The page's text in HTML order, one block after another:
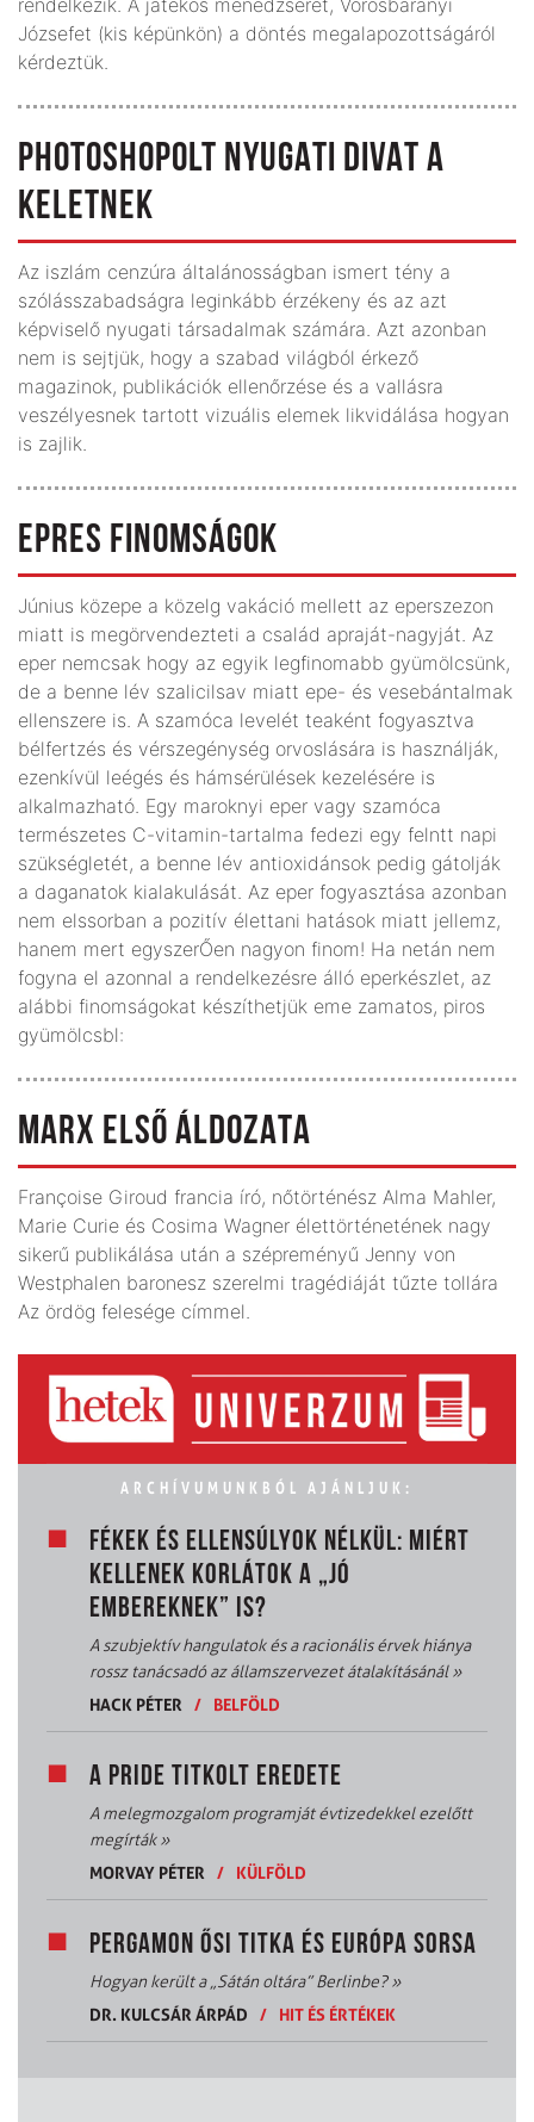
Józsefet (kis képünkön) a döntés megalapozottságáról
kérdeztük.
PHOTOSHOPOLT NYUGATI DIVAT A
KELETNEK
Az iszlám cenzúra általánosságban ismert tény a
szólásszabadságra leginkább érzékeny és az azt
képviselő nyugati társadalmak számára. Azt azonban
nem is sejtjük, hogy a szabad világból érkező
magazinok, publikációk ellenőrzése és a vallásra
veszélyesnek tartott vizuális elemek likvidálása hogyan
is zajlik.
EPRES FINOMSÁGOK
Június közepe a közelg vakáció mellett az eperszezon
miatt is megörvendezteti a család apraját-nagyját. Az
eper nemcsak hogy az egyik legfinomabb gyümölcsünk,
de a benne lév szalicilsav miatt epe- és vesebántalmak
ellenszere is. A szamóca levelét teaként fogyasztva
bélfertzés és vérszegénység orvoslására is használják,
ezenkívül leégés és hámsérülések kezelésére is
alkalmazható. Egy maroknyi eper vagy szamóca
természetes C-vitamin-tartalma fedezi egy felntt napi
szükségletét, a benne lév antioxidánsok pedig gátolják
a daganatok kialakulását. Az eper fogyasztása azonban
nem elssorban a pozitív élettani hatások miatt jellemz,
hanem mert egyszerŐen nagyon finom! Ha netán nem
fogyna el azonnal a rendelkezésre álló eperkészlet, az
alábbi finomságokat készíthetjük eme zamatos, piros
gyü­mölcsbl:
MARX ELSŐ ÁLDOZATA
Françoise Giroud francia író, nőtörténész Alma Mahler,
Marie Curie és Cosima Wagner élettörténetének nagy
sikerű publikálása után a szépreményű Jenny von
Westphalen baronesz szerelmi tragédiáját tűzte tollára
Az ördög felesége címmel.
ARCHÍVUMUNKBÓL AJÁNLJUK:
FÉKEK ÉS ELLENSÚLYOK NÉLKÜL: MIÉRT
KELLENEK KORLÁTOK A „JÓ
EMBEREKNEK” IS?
A szubjektív hangulatok és a racionális érvek hiánya
rossz tanácsadó az államszervezet átalakításánál»
HACK PÉTER
/ BELFÖLD
A PRIDE TITKOLT EREDETE
A melegmozgalom programját évtizedekkel ezelőtt
megírták»
MORVAY PÉTER
/ KÜLFÖLD
PERGAMON ŐSI TITKA ÉS EURÓPA SORSA
Hogyan került a „Sátán oltára” Berlinbe?»
DR. KULCSÁR ÁRPÁD
/ HIT ÉS ÉRTÉKEK